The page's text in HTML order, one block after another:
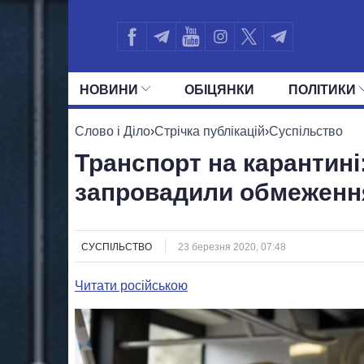
НОВИНИ ОБIЦЯНКИ ПОЛIТИКИ
УСІ ПОЛІТИКИ ПРЕЗИДЕНТ І ОФІС
Слово і Діло›Стрічка публікацій›Суспільство
Транспорт на
запровадили
СУСПІЛЬСТВО 23 березня 2020, 07:48
Читати російською